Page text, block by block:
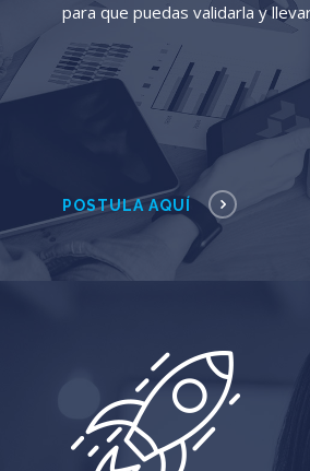
para que puedas validarla y
POSTULA AQUÍ